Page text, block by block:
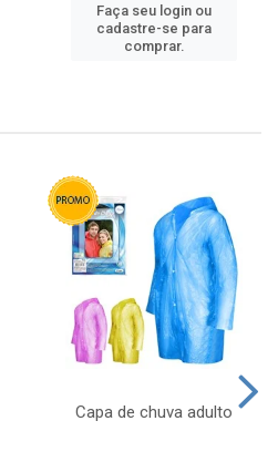
Faça seu login ou
cadastre-se para
comprar.
Capa de chuva adulto